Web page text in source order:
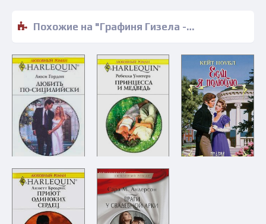
Похожие на "Графиня Гизела - Евгения Марлитт" книги читать бесплатно полные версии